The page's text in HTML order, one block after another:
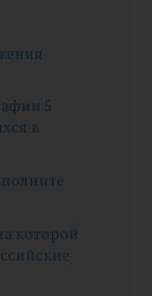
5
в
которой